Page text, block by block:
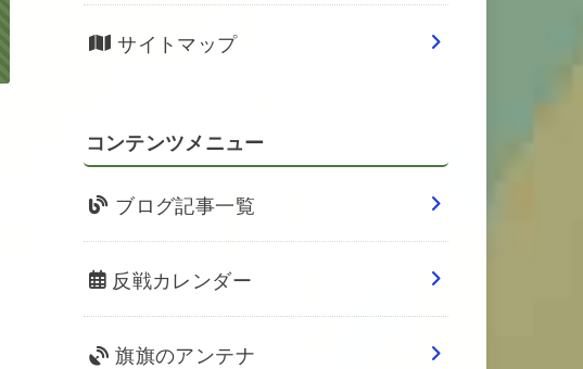
サイトマップ
コンテンツメニュー
ブログ記事一覧
反戦カレンダー
旗旗のアンテナ